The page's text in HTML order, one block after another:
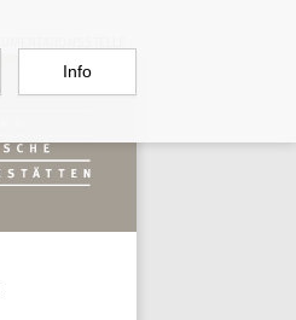
Info